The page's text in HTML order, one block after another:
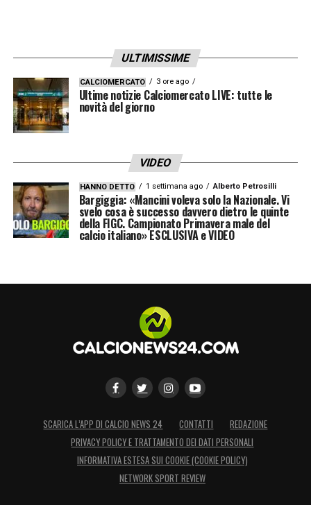
ULTIMISSIME
CALCIOMERCATO 3 ore ago
Ultime notizie Calciomercato LIVE: tutte le
novità del giorno
VIDEO
HANNO DETTO 1 settimana ago Alberto Petrosilli
Bargiggia: «Mancini voleva solo la Nazionale. Vi
svelo cosa è successo davvero dietro le quinte
della FIGC. Campionato Primavera male del
calcio italiano» ESCLUSIVA e VIDEO
SCARICA L’APP DI CALCIO NEWS 24 CONTATTI
REDAZIONE
PRIVACY POLICY E TRATTAMENTO DEI DATI PERSONALI
INFORMATIVA ESTESA SUI COOKIE (COOKIE POLICY)
NETWORK SPORT REVIEW